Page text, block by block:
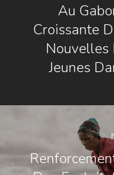
Au
Croissante
Nouvelles
Jeunes